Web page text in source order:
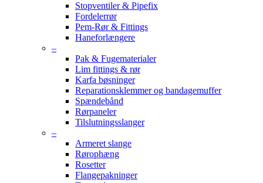
Stopventiler & Pipefix
Fordelerrør
Pem-Rør & Fittings
Haneforlængere
–
Pak & Fugematerialer
Lim fittings & rør
Karfa bøsninger
Reparationsklemmer og bandagemuffer
Spændebånd
Rørpaneler
Tilslutningsslanger
–
Armeret slange
Rørophæng
Rosetter
Flangepakninger